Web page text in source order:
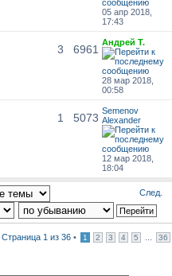
05 апр 2018,
17:43
3 6961
Андрей Т.
28 мар 2018,
00:58
1 5073
Semenov
Alexander
12 мар 2018,
18:04
След.
Страница 1 из 36 • 1 2 3 4 5 36